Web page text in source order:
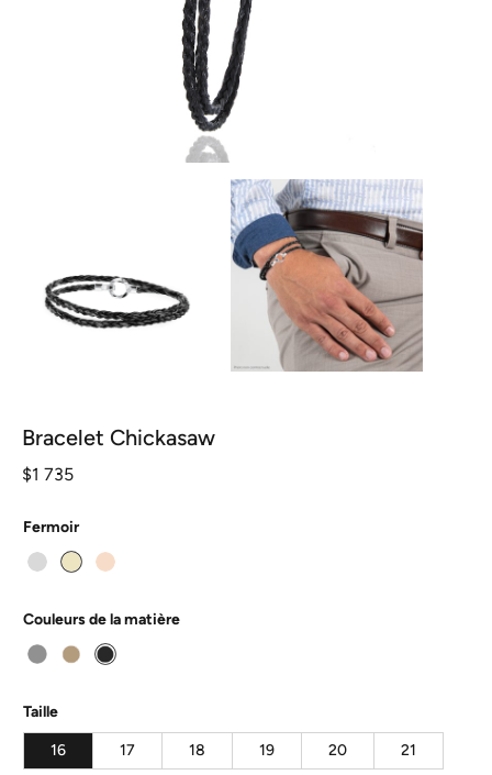
Bracelet Chickasaw
$1 735
Fermoir
Couleurs de la matière
Taille
16 17 18 19 20 21